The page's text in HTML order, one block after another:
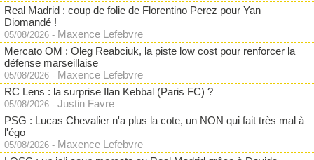
Real Madrid : coup de folie de Florentino Perez pour Yan
Diomandé !
05/08/2026 - Maxence Lefebvre
Mercato OM : Oleg Reabciuk, la piste low cost pour renforcer la
défense marseillaise
05/08/2026 - Maxence Lefebvre
RC Lens : la surprise Ilan Kebbal (Paris FC) ?
05/08/2026 - Justin Favre
PSG : Lucas Chevalier n'a plus la cote, un NON qui fait très mal à
l'égo
05/08/2026 - Maxence Lefebvre